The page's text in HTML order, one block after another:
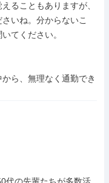
ることもありますが、
いね。分からないこ
てください。
ら、無理なく通勤でき